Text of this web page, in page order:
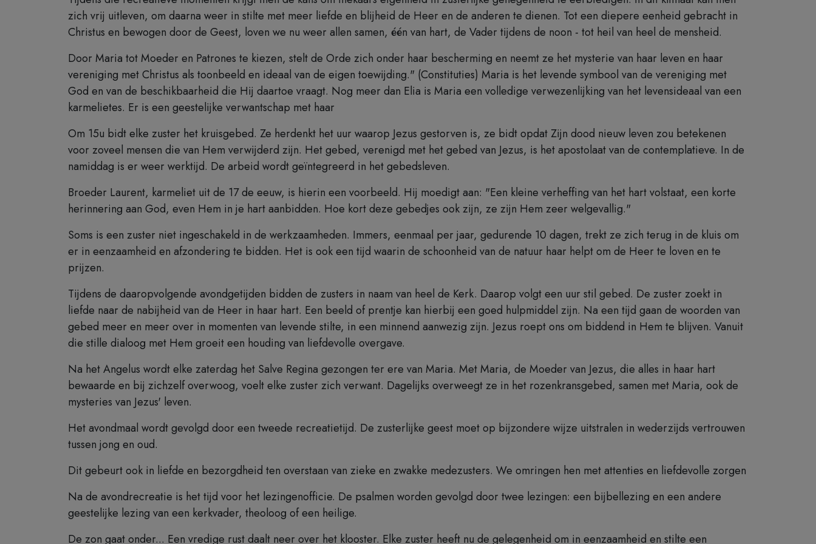
zich vrij uitleven, om daarna weer in stilte met meer liefde en blijheid de Heer en de anderen te dienen. Tot een diepere eenheid gebracht in
Christus en bewogen door de Geest, loven we nu weer allen samen, één van hart, de Vader tijdens de noon - tot heil van heel de mensheid.
Door Maria tot Moeder en Patrones te kiezen, stelt de Orde zich onder haar bescherming en neemt ze het mysterie van haar leven en haar
vereniging met Christus als toonbeeld en ideaal van de eigen toewijding." (Constituties) Maria is het levende symbool van de vereniging met
God en van de beschikbaarheid die Hij daartoe vraagt. Nog meer dan Elia is Maria een volledige verwezenlijking van het levensideaal van een
karmelietes. Er is een geestelijke verwantschap met haar
Om 15u bidt elke zuster het kruisgebed. Ze herdenkt het uur waarop Jezus gestorven is, ze bidt opdat Zijn dood nieuw leven zou betekenen
voor zoveel mensen die van Hem verwijderd zijn. Het gebed, verenigd met het gebed van Jezus, is het apostolaat van de contemplatieve. In de
namiddag is er weer werktijd. De arbeid wordt geïntegreerd in het gebedsleven.
Broeder Laurent, karmeliet uit de 17 de eeuw, is hierin een voorbeeld. Hij moedigt aan: "Een kleine verheffing van het hart volstaat, een korte
herinnering aan God, even Hem in je hart aanbidden. Hoe kort deze gebedjes ook zijn, ze zijn Hem zeer welgevallig."
Soms is een zuster niet ingeschakeld in de werkzaamheden. Immers, eenmaal per jaar, gedurende 10 dagen, trekt ze zich terug in de kluis om
er in eenzaamheid en afzondering te bidden. Het is ook een tijd waarin de schoonheid van de natuur haar helpt om de Heer te loven en te
prijzen.
Tijdens de daaropvolgende avondgetijden bidden de zusters in naam van heel de Kerk. Daarop volgt een uur stil gebed. De zuster zoekt in
liefde naar de nabijheid van de Heer in haar hart. Een beeld of prentje kan hierbij een goed hulpmiddel zijn. Na een tijd gaan de woorden van
gebed meer en meer over in momenten van levende stilte, in een minnend aanwezig zijn. Jezus roept ons om biddend in Hem te blijven. Vanuit
die stille dialoog met Hem groeit een houding van liefdevolle overgave.
Na het Angelus wordt elke zaterdag het Salve Regina gezongen ter ere van Maria. Met Maria, de Moeder van Jezus, die alles in haar hart
bewaarde en bij zichzelf overwoog, voelt elke zuster zich verwant. Dagelijks overweegt ze in het rozenkransgebed, samen met Maria, ook de
mysteries van Jezus' leven.
Het avondmaal wordt gevolgd door een tweede recreatietijd. De zusterlijke geest moet op bijzondere wijze uitstralen in wederzijds vertrouwen
tussen jong en oud.
Dit gebeurt ook in liefde en bezorgdheid ten overstaan van zieke en zwakke medezusters. We omringen hen met attenties en liefdevolle zorgen
Na de avondrecreatie is het tijd voor het lezingenofficie. De psalmen worden gevolgd door twee lezingen: een bijbellezing en een andere
geestelijke lezing van een kerkvader, theoloog of een heilige.
De zon gaat onder... Een vredige rust daalt neer over het klooster. Elke zuster heeft nu de gelegenheid om in eenzaamheid en stilte een